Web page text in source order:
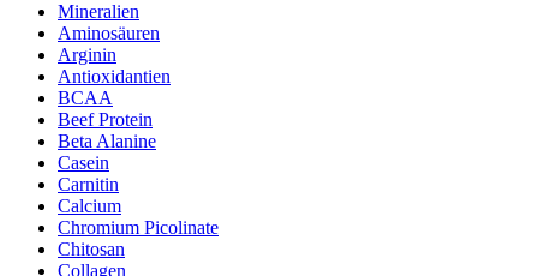
Mineralien
Aminosäuren
Arginin
Antioxidantien
BCAA
Beef Protein
Beta Alanine
Casein
Carnitin
Calcium
Chromium Picolinate
Chitosan
Collagen